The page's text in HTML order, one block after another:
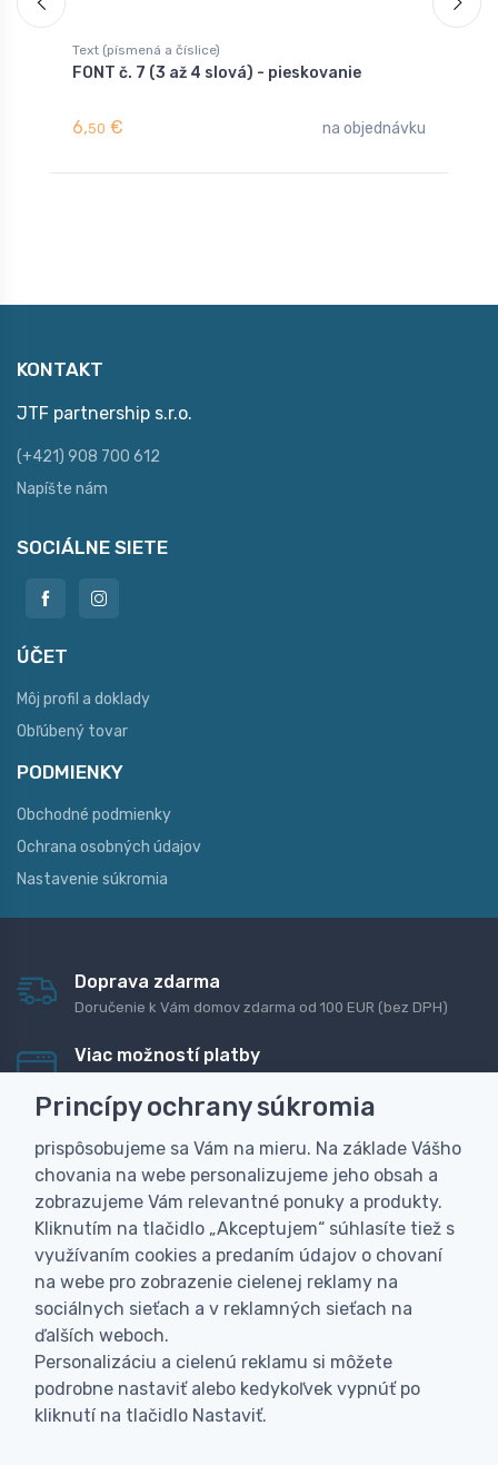
Text (písmená a číslice)
FONT č. 7 (3 až 4 slová) - pieskovanie
6,50 € na objednávku
KONTAKT
JTF partnership s.r.o.
(+421) 908 700 612
Napíšte nám
SOCIÁLNE SIETE
ÚČET
Môj profil a doklady
Obľúbený tovar
PODMIENKY
Obchodné podmienky
Ochrana osobných údajov
Nastavenie súkromia
Doprava zdarma
Doručenie k Vám domov zdarma od 100 EUR (bez DPH)
Viac možností platby
dobierku
Personalizácia
Vyrobíme Vám vlastný originálny darček
Skúsenosť
Široký sortiment, z ktorého Vám pomôžeme vybrať
Princípy ochrany súkromia
prispôsobujeme sa Vám na mieru. Na základe Vášho
chovania na webe personalizujeme jeho obsah a
zobrazujeme Vám relevantné ponuky a produkty.
Kliknutím na tlačidlo „Akceptujem“ súhlasíte tiež s
využívaním cookies a predaním údajov o chovaní
na webe pro zobrazenie cielenej reklamy na
sociálnych sieťach a v reklamných sieťach na
ďalších weboch.
Personalizáciu a cielenú reklamu si môžete
podrobne nastaviť alebo kedykoľvek vypnúť po
kliknutí na tlačidlo Nastaviť.